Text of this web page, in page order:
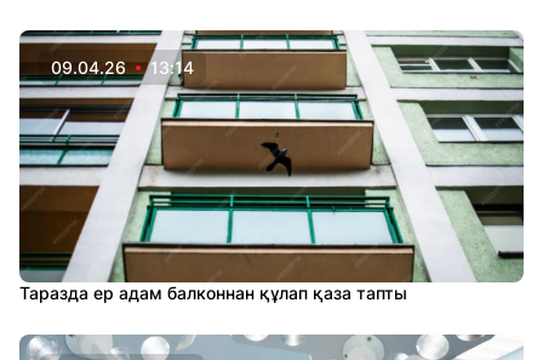
09.04.26 13:14
Таразда ер адам балконнан құлап қаза тапты